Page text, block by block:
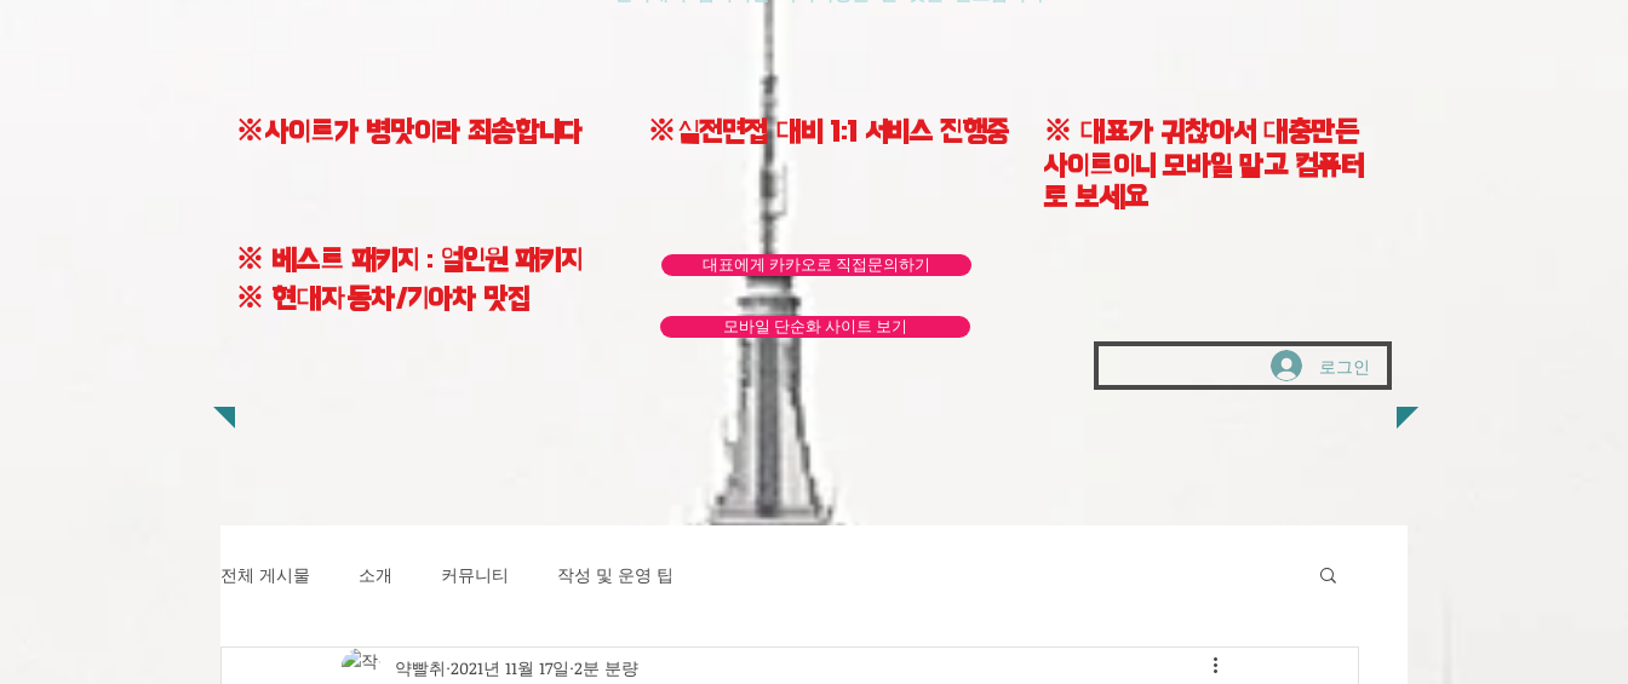
※사이트가 병맛이라 죄송합니다 ※실전면접 대비 1:1 서비스 진행중
※ 대표가 귀찮아서 대충만든
사이트이니 모바일 말고 컴퓨터
로 보세요
※ 베스트 패키지 : 얼인원 패키지
※ 현대자동차/기아차 맛집
대표에게 카카오로 직접문의하기
모바일 단순화 사이트 보기
로그인
전체 게시물 소개 커뮤니티 작성 및 운영 팁
약빨취 2021년 11월 17일 2분 분량